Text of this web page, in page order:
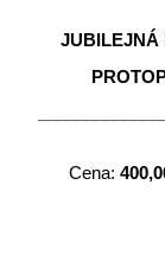
JUBILEJNÁ
Cena: